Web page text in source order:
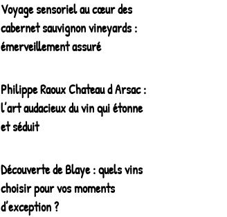
Voyage sensoriel au cœur des
cabernet sauvignon vineyards :
émerveillement assuré
Philippe Raoux Chateau d Arsac :
l’art audacieux du vin qui étonne
et séduit
Découverte de Blaye : quels vins
choisir pour vos moments
d’exception ?